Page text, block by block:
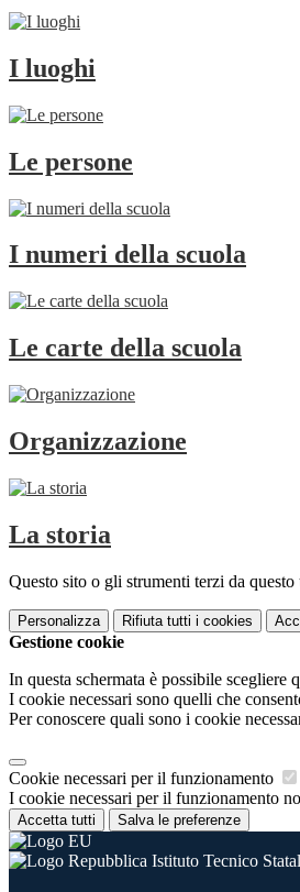
I luoghi
Le persone
I numeri della scuola
Le carte della scuola
Organizzazione
La storia
Questo sito o gli strumenti terzi da
Personalizza Rifiuta tutti i cookies
Gestione cookie
In questa schermata è possibile scegliere
I cookie necessari sono quelli che
Per conoscere quali sono i cookie
Cookie necessari per il funzionamento
I cookie necessari per il funzionamento
Accetta tutti Salva le preferenze
Istituto Tecnico